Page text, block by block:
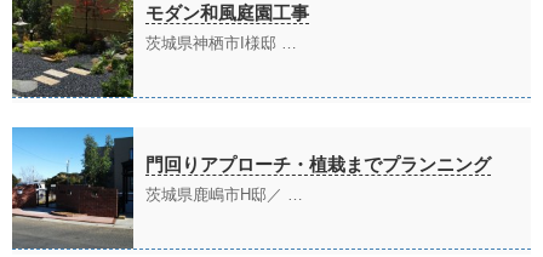
モダン和風庭園工事
茨城県神栖市I様邸 …
門回りアプローチ・植栽までプランニング
茨城県鹿嶋市H邸／ …